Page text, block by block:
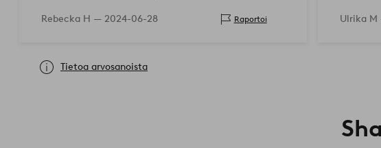
Rebecka H — 2024-06-28 Raportoi Ulrika
Tietoa arvosanoista